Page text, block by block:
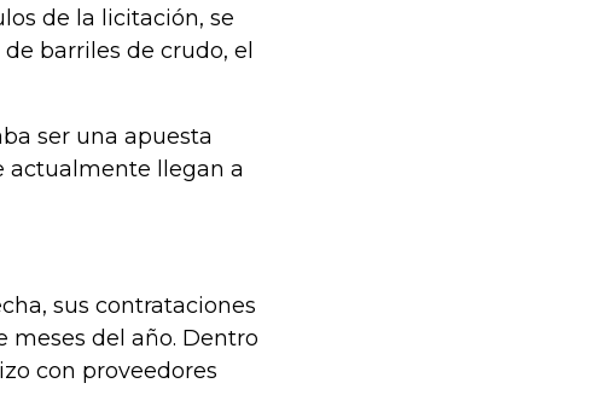
de la licitación, se
barriles de crudo, el
ser una apuesta
actualmente llegan a
sus contrataciones
meses del año. Dentro
con proveedores